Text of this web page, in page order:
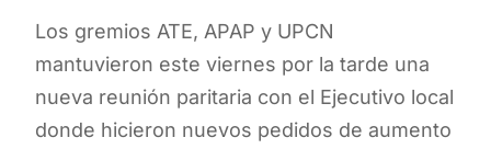
Los gremios ATE, APAP y UPCN
mantuvieron este viernes por la tarde una
nueva reunión paritaria con el Ejecutivo local
donde hicieron nuevos pedidos de aumento